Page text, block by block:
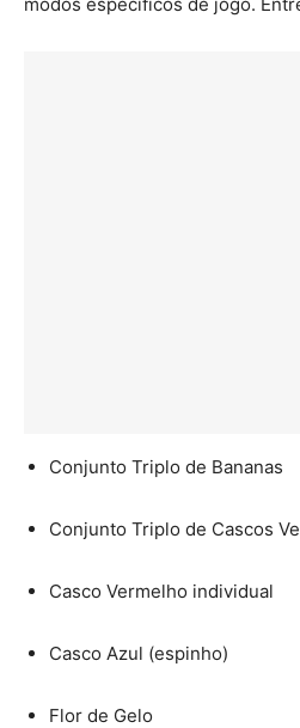
Conjunto Triplo de Bananas
Conjunto Triplo de Cascos
Casco Vermelho individual
Casco Azul (espinho)
Flor de Gelo